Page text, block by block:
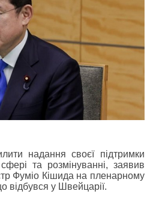
надання своєї підтримки
та розмінуванні, заявив
Фуміо Кішида на пленарному
відбувся у Швейцарії.